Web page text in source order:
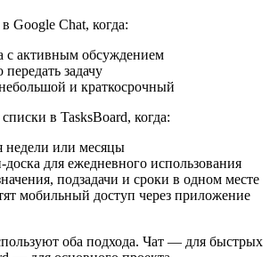
в Google Chat, когда:
с активным обсуждением
задачу
и краткосрочный
в TasksBoard, когда:
недели или месяцы
для ежедневного использования
подзадачи и сроки в одном месте
мобильный доступ через приложение
оба подхода. Чат — для быстрых